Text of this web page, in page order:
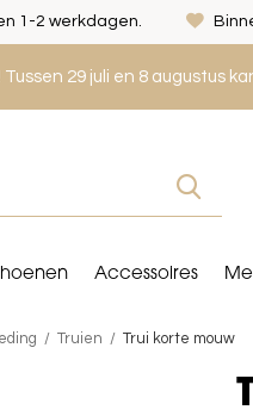
Tussen 29 juli en 8 augustus
Accessoires
1-2 werkdagen.
Truien Trui korte mouw